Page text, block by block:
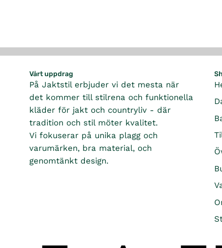
Vårt uppdrag
På Jaktstil erbjuder vi det mesta när
det kommer till stilrena och funktionella
kläder för jakt och countryliv - där
tradition och stil möter kvalitet.
Vi fokuserar på unika plagg och
varumärken, bra material, och
genomtänkt design.